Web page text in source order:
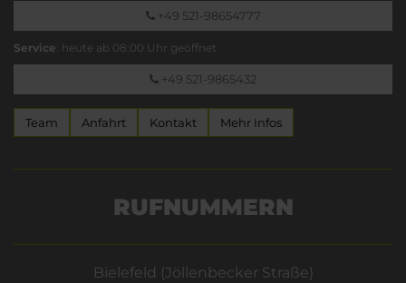
+49 521-98654777
Service: heute ab 08:00 Uhr geöffnet
+49 521-9865432
Team Anfahrt Kontakt Mehr Infos
RUFNUMMERN
Bielefeld (Jöllenbecker Straße)